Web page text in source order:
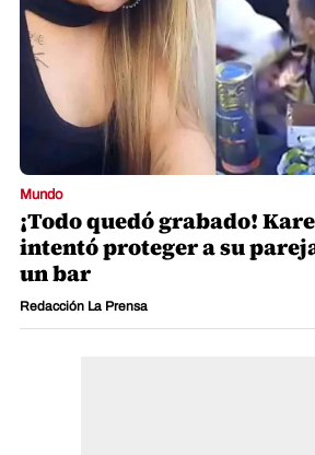
Mundo
¡Todo quedó grabado!
intentó proteger a su
un bar
Redacción La Prensa